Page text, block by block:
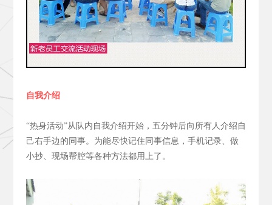
自我介绍
“热身活动”从队内自我介绍开始，五分钟后向所有人介绍自
己右手边的同事。为能尽快记住同事信息，手机记录、做
小抄、现场帮腔等各种方法都用上了。